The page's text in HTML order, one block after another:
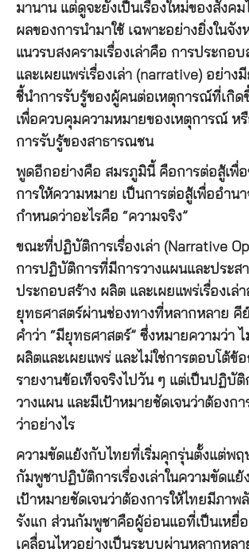
มานาน แต่ดูจะยังเป็นเรื่องใหม่ของสังค
ผลของการนำมาใช้ เฉพาะอย่างยิ่งในจั
แนวรบสงครามเรื่องเล่าคือ การประกอ
และเผยแพร่เรื่องเล่า (narrative) อย่าง
ชี้นำการรับรู้ของผู้คนต่อเหตุการณ์ที่เกิด
เพื่อควบคุมความหมายของเหตุการณ์ ห
การรับรู้ของสาธารณชน
พูดอีกอย่างคือ สมรภูมินี้ คือการต่อสู้เพื่อ
การให้ความหมาย เป็นการต่อสู้เพื่ออำนา
กำหนดว่าอะไรคือ “ความจริง”
ขณะที่ปฏิบัติการเรื่องเล่า (Narrative
การปฏิบัติการที่มีการวางแผนและประส
ประกอบสร้าง ผลิต และเผยแพร่เรื่องเล่
ยุทธศาสตร์ผ่านช่องทางที่หลากหลาย คี
คำว่า “มียุทธศาสตร์” ซึ่งหมายความว่า ไ
ผลิตและเผยแพร่ และไม่ใช่การตอบโต้ข้
รายงานข้อเท็จจริงไปวัน ๆ แต่เป็นปฏิบั
วางแผน และมีเป้าหมายชัดเจนว่าต้องกา
ว่าอย่างไร
ความขัดแย้งกับไทยที่เริ่มคุกรุ่นตั้งแต่พ
กัมพูชาปฏิบัติการเรื่องเล่าในความขัดแ
เป้าหมายชัดเจนว่าต้องการให้ไทยมีภา
รังแก ส่วนกัมพูชาคือผู้อ่อนแอที่เป็นเหยื่
เคลื่อนไหวอย่างเป็นระบบผ่านหลากหล